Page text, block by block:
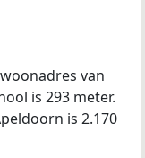
van
is 293 meter.
is 2.170